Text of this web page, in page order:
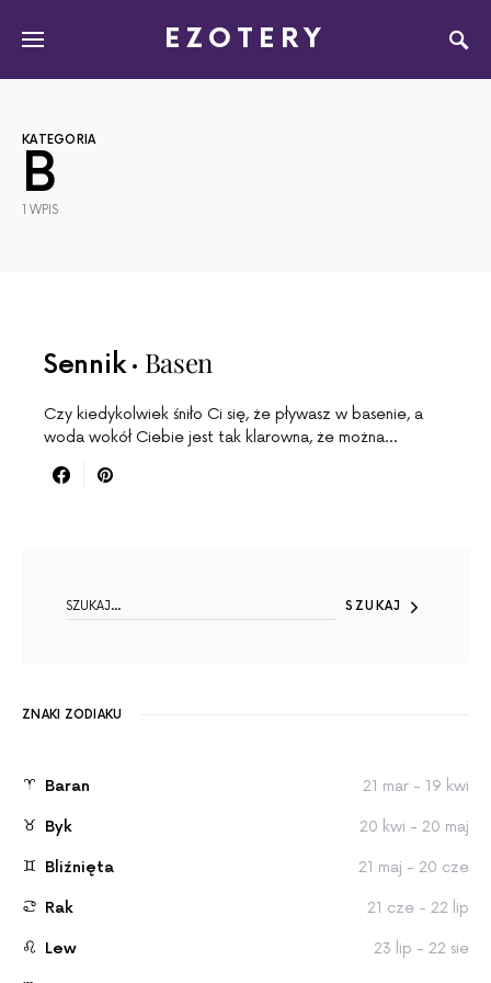
EZOTERY
KATEGORIA
B
1 WPIS
Sennik Basen
Czy kiedykolwiek śniło Ci się, że pływasz w basenie, a
woda wokół Ciebie jest tak klarowna, że można…
SZUKAJ
ZNAKI ZODIAKU
Baran 21 mar - 19 kwi
Byk 20 kwi - 20 maj
Bliźnięta 21 maj - 20 cze
Rak 21 cze - 22 lip
Lew 23 lip - 22 sie